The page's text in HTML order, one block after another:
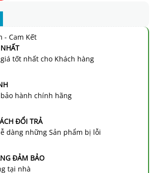
- Cam Kết
tốt nhất cho Khách hàng
hành chính hãng
ĐỔI TRẢ
dàng những Sản phẩm bị lỗi
ĐẢM BẢO
tại nhà